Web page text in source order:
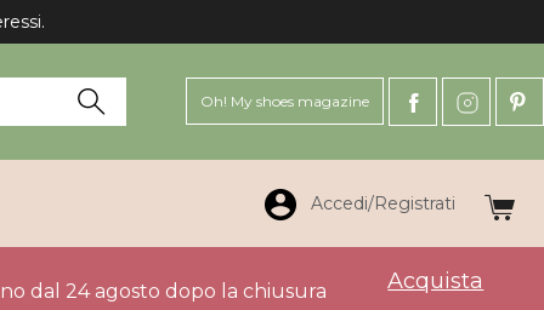
Oh! My shoes magazine
Accedi/Registrati
dal 24 agosto dopo la chiusura
Acquista